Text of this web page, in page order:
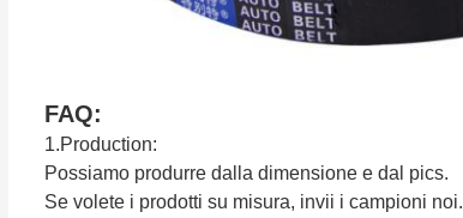
FAQ:
1.Production:
Possiamo produrre dalla dimensione e dal pics.
Se volete i prodotti su misura, invii i campioni noi.